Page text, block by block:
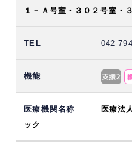
１－Ａ号室・３０２号室・
042-
医療法
ック